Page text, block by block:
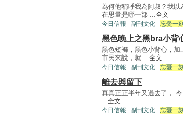
為何他稱呼我為阿叔？我
在思量是哪一部 ...全文
今日信報 副刊文化 忘憂一刻
黑色晚上之黑bra小背
黑色短褲，黑色小背心，
市民來說，就 ...全文
今日信報 副刊文化 忘憂一刻
離去與留下
真真正正半年又過去了，
...全文
今日信報 副刊文化 忘憂一刻